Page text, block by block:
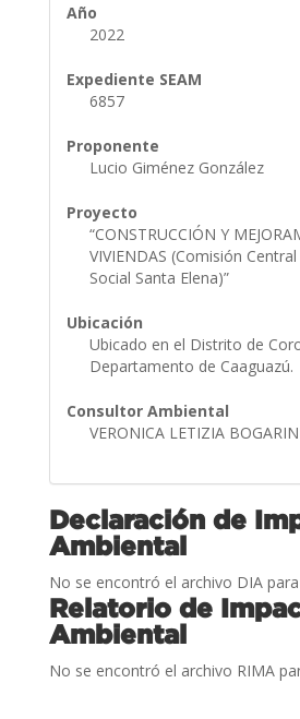
Año
2022
Expediente SEAM
6857
Proponente
Lucio Giménez González
Proyecto
“CONSTRUCCIÓN Y
VIVIENDAS (Comisión
Social Santa Elena)”
Ubicación
Ubicado en el Distrito de
Departamento de Caaguazú.
Consultor Ambiental
VERONICA LETIZIA
Declaración de
Ambiental
No se encontró el archivo DIA
Relatorio de
Ambiental
No se encontró el archivo RIMA